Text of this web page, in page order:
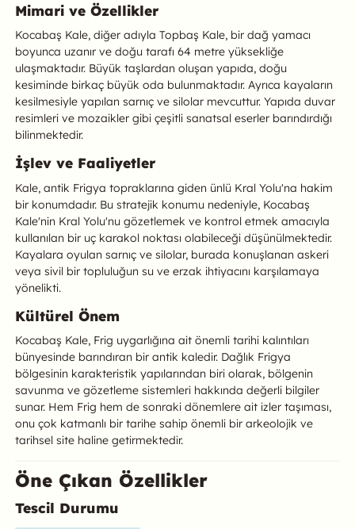
Mimari ve Özellikler
Kocabaş Kale, diğer adıyla Topbaş Kale, bir dağ yamacı
boyunca uzanır ve doğu tarafı 64 metre yüksekliğe
ulaşmaktadır. Büyük taşlardan oluşan yapıda, doğu
kesiminde birkaç büyük oda bulunmaktadır. Ayrıca kayaların
kesilmesiyle yapılan sarnıç ve silolar mevcuttur. Yapıda duvar
resimleri ve mozaikler gibi çeşitli sanatsal eserler barındırdığı
bilinmektedir.
İşlev ve Faaliyetler
Kale, antik Frigya topraklarına giden ünlü Kral Yolu'na hakim
bir konumdadır. Bu stratejik konumu nedeniyle, Kocabaş
Kale'nin Kral Yolu'nu gözetlemek ve kontrol etmek amacıyla
kullanılan bir uç karakol noktası olabileceği düşünülmektedir.
Kayalara oyulan sarnıç ve silolar, burada konuşlanan askeri
veya sivil bir topluluğun su ve erzak ihtiyacını karşılamaya
yönelikti.
Kültürel Önem
Kocabaş Kale, Frig uygarlığına ait önemli tarihi kalıntıları
bünyesinde barındıran bir antik kaledir. Dağlık Frigya
bölgesinin karakteristik yapılarından biri olarak, bölgenin
savunma ve gözetleme sistemleri hakkında değerli bilgiler
sunar. Hem Frig hem de sonraki dönemlere ait izler taşıması,
onu çok katmanlı bir tarihe sahip önemli bir arkeolojik ve
tarihsel site haline getirmektedir.
Öne Çıkan Özellikler
Bu mekanın öne çıkan özelliklerini aşağıda bulabilirsiniz.
Tescil Durumu